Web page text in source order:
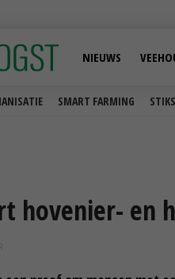
SMART FARMING
NIEUWS
hovenier- en